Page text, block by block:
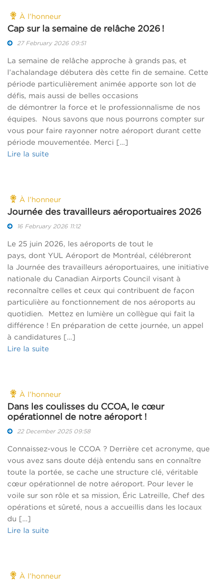
À l’honneur
Cap sur la semaine de relâche 2026 !
27 February 2026 09:51
La semaine de relâche approche à grands pas, et
l’achalandage débutera dès cette fin de semaine. Cette
période particulièrement animée apporte son lot de
défis, mais aussi de belles occasions
de démontrer la force et le professionnalisme de nos
équipes. Nous savons que nous pourrons compter sur
vous pour faire rayonner notre aéroport durant cette
période mouvementée. Merci […]
Lire la suite
À l’honneur
Journée des travailleurs aéroportuaires 2026
16 February 2026 11:12
Le 25 juin 2026, les aéroports de tout le
pays, dont YUL Aéroport de Montréal, célébreront
la Journée des travailleurs aéroportuaires, une initiative
nationale du Canadian Airports Council visant à
reconnaître celles et ceux qui contribuent de façon
particulière au fonctionnement de nos aéroports au
quotidien. Mettez en lumière un collègue qui fait la
différence ! En préparation de cette journée, un appel
à candidatures […]
Lire la suite
À l’honneur
Dans les coulisses du CCOA, le cœur
opérationnel de notre aéroport !
22 December 2025 09:58
Connaissez-vous le CCOA ? Derrière cet acronyme, que
vous avez sans doute déjà entendu sans en connaître
toute la portée, se cache une structure clé, véritable
cœur opérationnel de notre aéroport. Pour lever le
voile sur son rôle et sa mission, Éric Latreille, Chef des
opérations et sûreté, nous a accueillis dans les locaux
du […]
Lire la suite
À l’honneur